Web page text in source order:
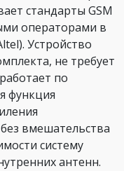
стандарты GSM
операторами в
Устройство
не требует
по
функция
вмешательства
систему
антенн.